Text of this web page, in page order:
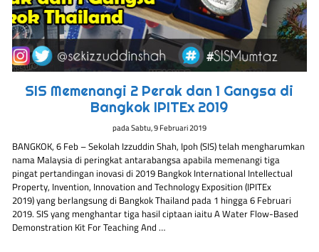
SIS Memenangi 2 Perak dan 1 Gangsa di
Bangkok IPITEx 2019
padaSabtu, 9 Februari 2019
BANGKOK, 6 Feb – Sekolah Izzuddin Shah, Ipoh (SIS) telah mengharumkan
nama Malaysia di peringkat antarabangsa apabila memenangi tiga
pingat pertandingan inovasi di 2019 Bangkok International Intellectual
Property, Invention, Innovation and Technology Exposition (IPITEx
2019) yang berlangsung di Bangkok Thailand pada 1 hingga 6 Februari
2019. SIS yang menghantar tiga hasil ciptaan iaitu A Water Flow-Based
Demonstration Kit For Teaching And …